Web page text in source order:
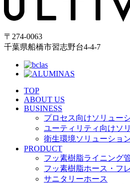
〒274-0063
千葉県船橋市習志野台4-4-7
TOP
ABOUT US
BUSINESS
プロセス向けソリュー
ユーティリティ向けソ
衛生環境ソリューショ
PRODUCT
フッ素樹脂ライニング
フッ素樹脂ホース・フ
サニタリーホース